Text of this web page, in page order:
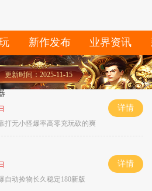
新作发布 业界资讯
更新时间：2025-11-15
打无小怪爆率高零充玩砍的爽
详情
自动捡物长久稳定180新版
详情